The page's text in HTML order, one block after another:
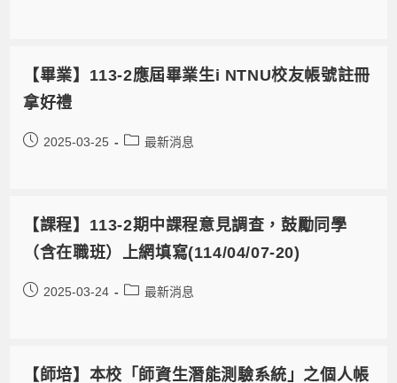
【畢業】113-2應屆畢業生i NTNU校友帳號註冊
拿好禮
2025-03-25 最新消息
【課程】113-2期中課程意見調查，鼓勵同學
（含在職班）上網填寫(114/04/07-20)
2025-03-24 最新消息
【師培】本校「師資生潛能測驗系統」之個人帳